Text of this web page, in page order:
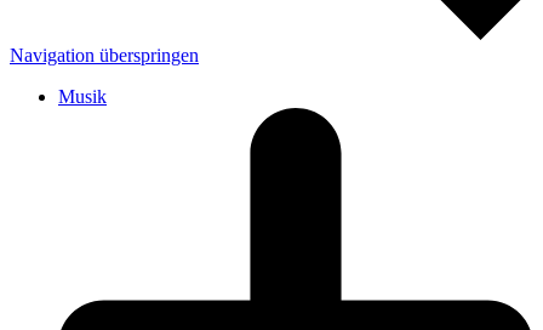
Navigation überspringen
Musik